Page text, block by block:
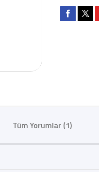
Tüm Yorumlar (1)